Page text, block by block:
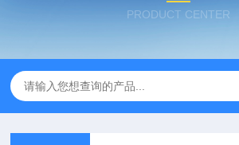
PRODUCT CENTER